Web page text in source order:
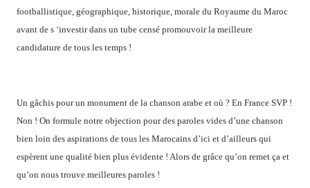
footballistique, géographique, historique, morale du Royaume du Maroc
avant de s ‘investir dans un tube censé promouvoir la meilleure
candidature de tous les temps !
Un gâchis pour un monument de la chanson arabe et où ? En France SVP !
Non ! On formule notre objection pour des paroles vides d’une chanson
bien loin des aspirations de tous les Marocains d’ici et d’ailleurs qui
espèrent une qualité bien plus évidente ! Alors de grâce qu’on remet ça et
qu’on nous trouve meilleures paroles !